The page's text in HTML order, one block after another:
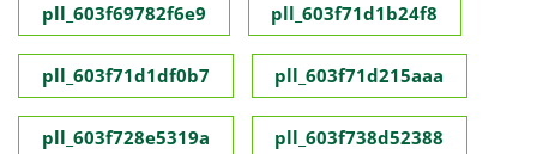
pll_603f69782f6e9 pll_603f71d1b24f8
pll_603f71d1df0b7 pll_603f71d215aaa
pll_603f728e5319a pll_603f738d52388